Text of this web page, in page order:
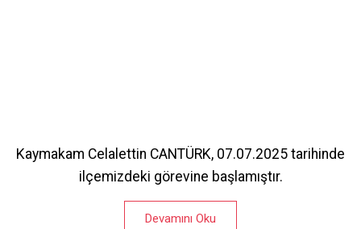
Kaymakam Celalettin CANTÜRK, 07.07.2025 tarihinde
ilçemizdeki görevine başlamıştır.
Devamını Oku